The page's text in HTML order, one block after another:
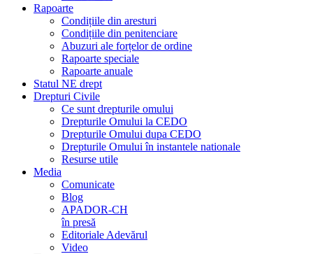
Rapoarte
Condițiile din aresturi
Condițiile din penitenciare
Abuzuri ale forțelor de ordine
Rapoarte speciale
Rapoarte anuale
Statul NE drept
Drepturi Civile
Ce sunt drepturile omului
Drepturile Omului la CEDO
Drepturile Omului dupa CEDO
Drepturile Omului în instantele nationale
Resurse utile
Media
Comunicate
Blog
APADOR-CH
în presă
Editoriale Adevărul
Video